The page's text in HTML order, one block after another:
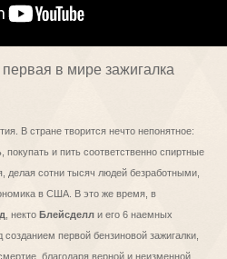
первая в мире зажигалка
В стране творится нечто непонятное:
и пить соответственно спиртные
делая сотни тысяч людей безработными,
в США. В это же время, в
, некто Блейсделл и его 6 наемных
первой бензиновой зажигалки,
благодаря верной и неизменной